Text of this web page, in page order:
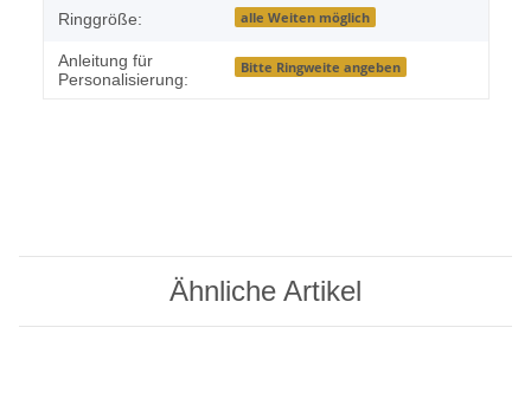
Ringgröße: alle Weiten möglich
Anleitung für
Personalisierung:
Bitte Ringweite angeben
Ähnliche Artikel